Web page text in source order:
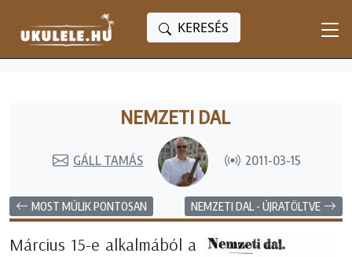
KERESÉS
NEMZETI DAL
GÁLL TAMÁS 2011-03-15
MOST MÚLIK PONTOSAN NEMZETI DAL - ÚJRATÖLTVE
Március 15-e alkalmából a